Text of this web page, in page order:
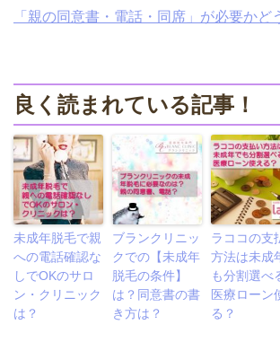
「親の同意書・電話・同席」が必要かど
良く読まれている記事！
未成年脱毛で親
への電話確認な
しでOKのサロ
ン・クリニック
は？
ブランクリニッ
クでの【未成年
脱毛の条件】
は？同意書の書
き方は？
ラココの支
方法は未成
も分割選べ
医療ローン
る？